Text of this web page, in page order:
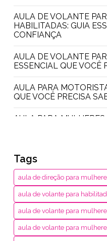
AULA DE VOLANTE PARA MULHERES
HABILITADAS: GUIA
CONFIANÇA
AULA DE VOLANTE PARA MULHERES: O GUIA
ESSENCIAL QUE VOCÊ
AULA PARA MOTORISTAS HABILITADOS: TUDO
QUE VOCÊ PRECISA
AULA PARA MULHERES HABILITADAS NA ZONA
COMO SE EMPODERAR
AULAS PRÁTICAS PARA MULHERES RECÉM-
HABILITADAS: DICAS
DIRIGIR COM
CONSELHOS ESSENCIAIS DE DIREÇÃO PARA
MULHERES NA ZONA
Tags
aula de direção para
aula de volante para
aula de volante para
aula de volante para